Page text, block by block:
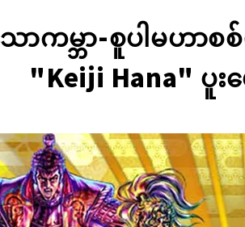
ကမ္ဘာ-စူပါမဟာစ
"Keiji Hana" ပူ